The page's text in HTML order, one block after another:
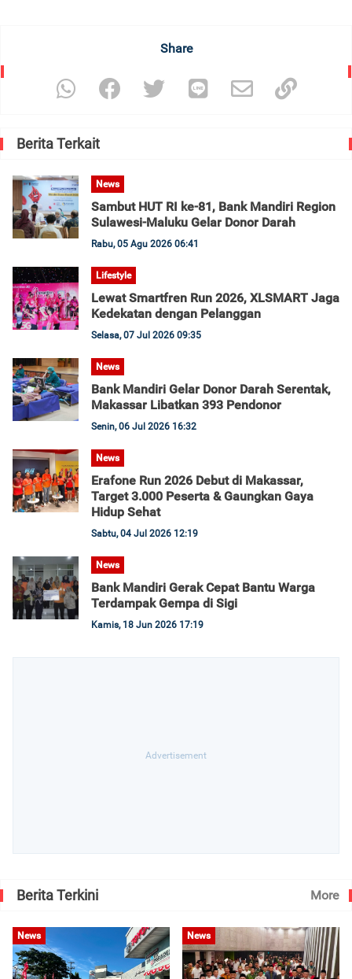
Share
Berita Terkait
News
Sambut HUT RI ke-81, Bank Mandiri Region
Sulawesi-Maluku Gelar Donor Darah
Rabu, 05 Agu 2026 06:41
Lifestyle
Lewat Smartfren Run 2026, XLSMART Jaga
Kedekatan dengan Pelanggan
Selasa, 07 Jul 2026 09:35
News
Bank Mandiri Gelar Donor Darah Serentak,
Makassar Libatkan 393 Pendonor
Senin, 06 Jul 2026 16:32
News
Erafone Run 2026 Debut di Makassar,
Target 3.000 Peserta & Gaungkan Gaya
Hidup Sehat
Sabtu, 04 Jul 2026 12:19
News
Bank Mandiri Gerak Cepat Bantu Warga
Terdampak Gempa di Sigi
Kamis, 18 Jun 2026 17:19
Berita Terkini More
News News